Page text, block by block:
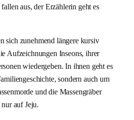
aus, der Erzählerin geht es
sich zunehmend längere kursiv
Aufzeichnungen Inseons, ihrer
wiedergeben. In ihnen geht es
sondern auch um
und die Massengräber
auf Jeju.